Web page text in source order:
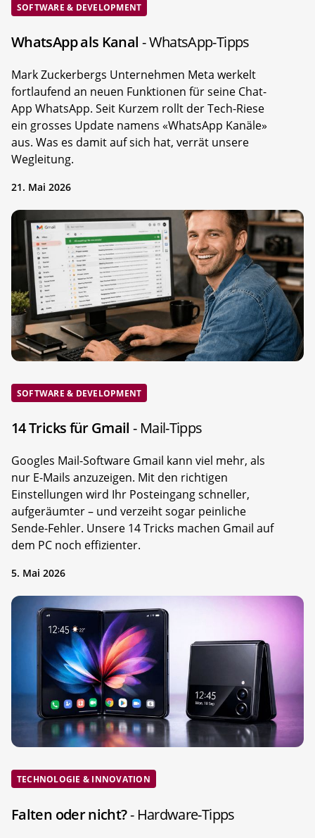
SOFTWARE & DEVELOPMENT
WhatsApp als Kanal - WhatsApp-Tipps
Mark Zuckerbergs Unternehmen Meta werkelt
fortlaufend an neuen Funktionen für seine Chat-
App WhatsApp. Seit Kurzem rollt der Tech-Riese
ein grosses Update namens «WhatsApp Kanäle»
aus. Was es damit auf sich hat, verrät unsere
Wegleitung.
21. Mai 2026
SOFTWARE & DEVELOPMENT
14 Tricks für Gmail- Mail-Tipps
Googles Mail-Software Gmail kann viel mehr, als
nur E-Mails anzuzeigen. Mit den richtigen
Einstellungen wird Ihr Posteingang schneller,
aufgeräumter – und verzeiht sogar peinliche
Sende-Fehler. Unsere 14 Tricks machen Gmail auf
dem PC noch effizienter.
5. Mai 2026
TECHNOLOGIE & INNOVATION
Falten oder nicht?- Hardware-Tipps